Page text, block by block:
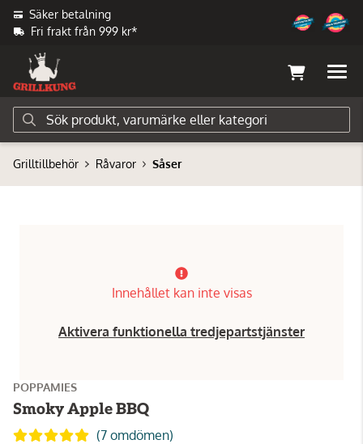
Säker betalning
Fri frakt från 999 kr*
Grilltillbehör Råvaror Såser
Innehållet kan inte visas
Aktivera funktionella tredjepartstjänster
POPPAMIES
Smoky Apple BBQ
(7 omdömen)